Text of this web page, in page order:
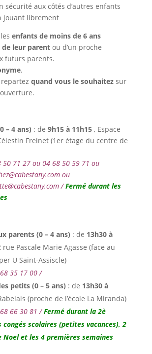
sécurité aux côtés d’autres enfants
jouant librement
enfants de moins de 6 ans
de leur parentou d’un proche
futurs parents.
.
quand vous le souhaitezsur
0 – 4 ans) : de 9h15 à 11h15 , Espace
Freinet (1er étage du centre de
50 71 27 ou 04 68 50 59 71 ou
ou
/Fermé durant les
parents (0 – 4 ans) : de 13h30 à
rue Pascale Marie Agasse (face au
U Saint-Assiscle)
35 17 00/
petits (0 – 5 ans) : de 13h30 à
(proche de l’école La Miranda)
66 30 81 /Fermé durant la 2è
congés scolaires (petites vacances), 2
Noel et les 4 premières semaines